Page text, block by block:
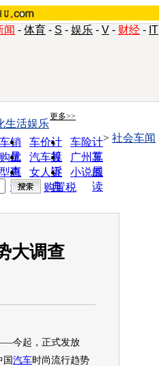
闻 - 体育 - S - 娱乐 - V - 财经 - IT
更多>>
销
量
车价计
算
车险计
算
优
惠
汽车投
诉
广州车
展
查
询
女人宝
典
小说阅
读
生活娱乐
> 社会车闻
购置税
大调查
起，正式发放
国 汽车时尚流行趋势